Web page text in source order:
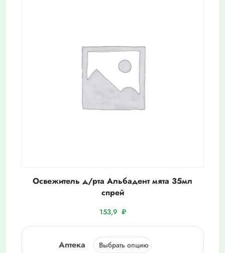
Освежитель д/рта Альбадент мята 35мл
спрей
153,9 ₽
Аптека